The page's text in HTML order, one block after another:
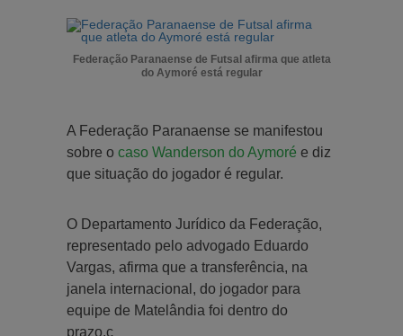
Federação Paranaense de Futsal afirma que atleta
do Aymoré está regular
A Federação Paranaense se manifestou
sobre o caso Wanderson do Aymoré e diz
que situação do jogador é regular.
O Departamento Jurídico da Federação,
representado pelo advogado Eduardo
Vargas, afirma que a transferência, na
janela internacional, do jogador para
equipe de Matelândia foi dentro do
prazo.c